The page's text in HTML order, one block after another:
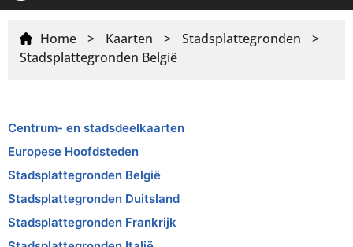
Home > Kaarten > Stadsplattegronden
>
Stadsplattegronden België
Centrum- en stadsdeelkaarten
Europese Hoofdsteden
Stadsplattegronden België
Stadsplattegronden Duitsland
Stadsplattegronden Frankrijk